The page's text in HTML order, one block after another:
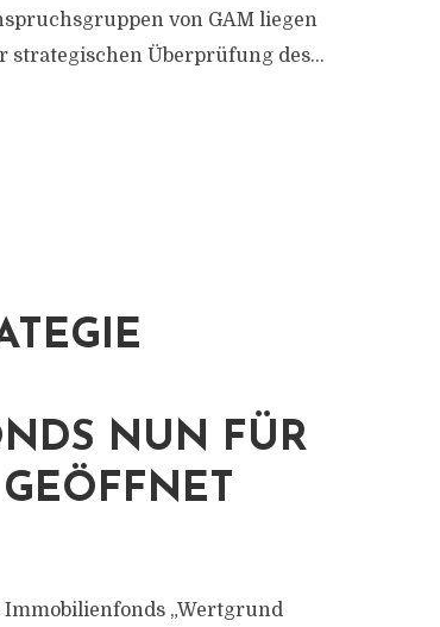
von GAM liegen
strategischen Überprüfung des...
NUN FÜR
Immobilienfonds „Wertgrund